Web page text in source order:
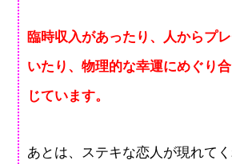
臨時収入があったり、人からプ
いたり、物理的な幸運にめぐり
じています。
あとは、ステキな恋人が現れて